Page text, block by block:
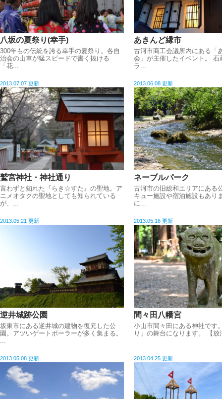
八坂の夏祭り(幸手)
300年もの伝統を誇る幸手の夏祭り。各自
治会の山車が猛スピードで書く抜ける
「花...
あきんど縁市
古河市商工会議所内にある「
会」が主催したイベント。 石
ラ...
2013.07.07 更新
鷲宮神社・神社通り
言わずと知れた『らき☆すた』の聖地。ア
ニメオタクの聖地としても知られている
が、...
2013.06.08 更新
ネーブルパーク
古河市の旧総和エリアにある
キュー施設や宿泊施設もあり
に...
2013.05.21 更新
逆井城跡公園
坂東市にある逆井城の建物を復元した公
園。アツいゲートボーラーが多く集まる。
2013.05.16 更新
間々田八幡宮
小山市間々田にある神社です
り」の舞台になります。 【放
2013.05.08 更新 2013.04.25 更新